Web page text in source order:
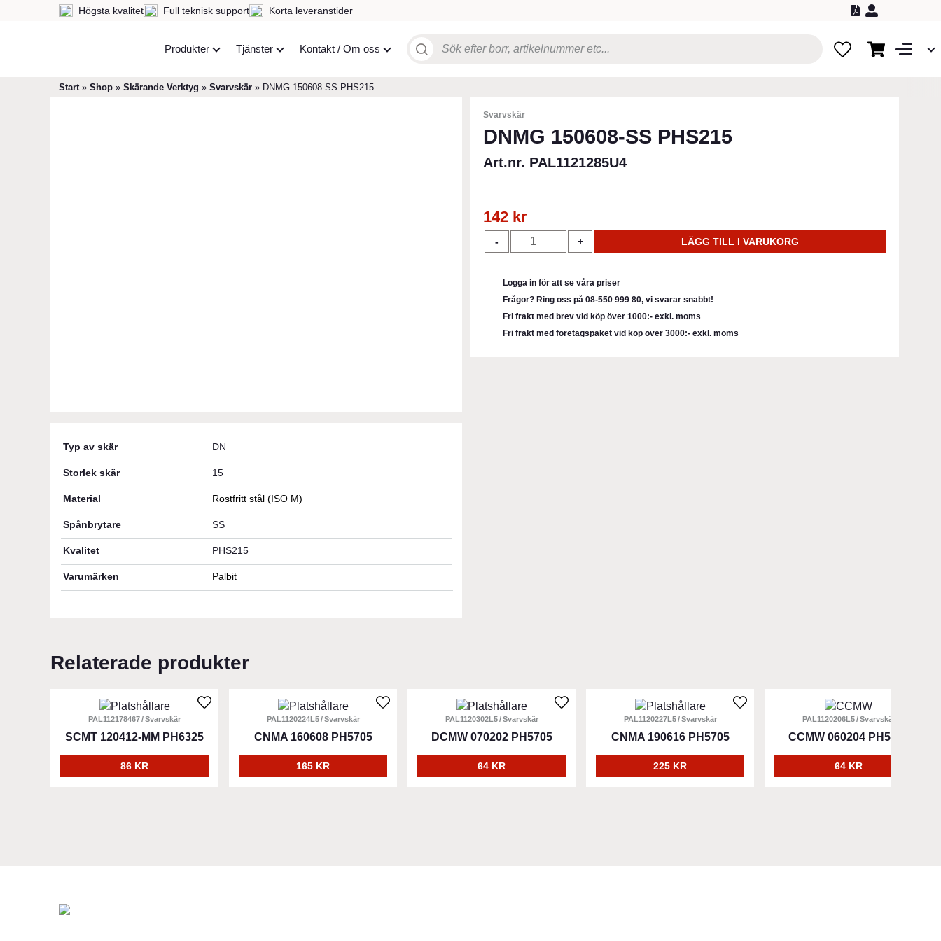
Högsta kvalitet Full teknisk support Korta leveranstider
Produkter Tjänster Kontakt / Om oss
Sök
efter:
Start» Shop » Skärande Verktyg » Svarvskär » DNMG 150608-SS PHS215
Typ av skär DN
Storlek skär 15
Material Rostfritt stål (ISO M)
Spånbrytare SS
Kvalitet PHS215
Varumärken Palbit
Svarvskär
DNMG 150608-SS PHS215
Art.nr. PAL1121285U4
142 kr
-
DNMG
150608-
PHS215
mängd
+ LÄGG TILL I VARUKORG
Logga in för att se våra priser
Frågor? Ring oss på 08-550 999 80, vi svarar snabbt!
Fri frakt med brev vid köp över 1000:- exkl. moms
Fri frakt med företagspaket vid köp över 3000:- exkl. moms
Relaterade produkter
PAL112178467 Svarvskär
SCMT 120412-MM PH6325
86 KR
PAL1120224L5 Svarvskär
CNMA 160608 PH5705
165 KR
PAL1120302L5 Svarvskär
DCMW 070202 PH5705
64 KR
PAL1120227L5 Svarvskär
CNMA 190616 PH5705
225 KR
PAL1120206L5 Svarvskär
CCMW 060204 PH5705
64 KR